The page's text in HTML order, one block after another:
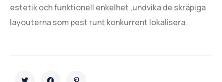
estetik och funktionell enkelhet ,undvika de skräpiga
layouterna som pest runt konkurrent lokalisera.